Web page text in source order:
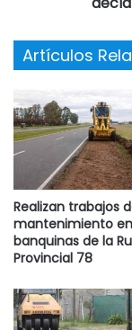
Artículos
Realizan trabajos
mantenimiento
banquinas de la
Provincial 78